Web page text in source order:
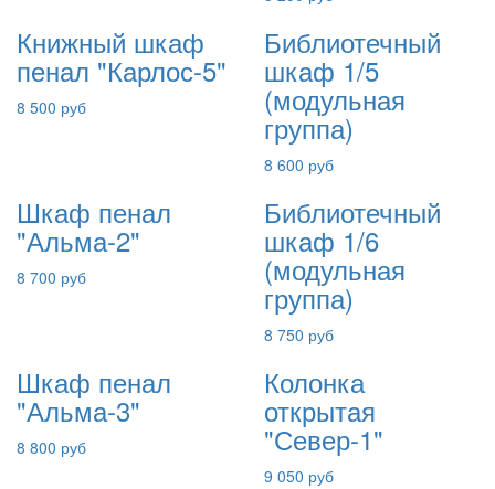
Книжный шкаф
пенал "Карлос-5"
8 500 руб
Библиотечный
шкаф 1/5
(модульная
группа)
8 600 руб
Шкаф пенал
"Альма-2"
8 700 руб
Библиотечный
шкаф 1/6
(модульная
группа)
8 750 руб
Шкаф пенал
"Альма-3"
8 800 руб
Колонка
открытая
"Север-1"
9 050 руб